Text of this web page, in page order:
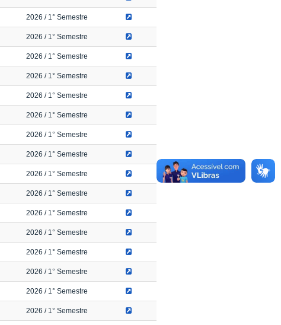
2026 / 1° Semestre
2026 / 1° Semestre
2026 / 1° Semestre
2026 / 1° Semestre
2026 / 1° Semestre
2026 / 1° Semestre
2026 / 1° Semestre
2026 / 1° Semestre
2026 / 1° Semestre
2026 / 1° Semestre
2026 / 1° Semestre
2026 / 1° Semestre
2026 / 1° Semestre
2026 / 1° Semestre
2026 / 1° Semestre
2026 / 1° Semestre